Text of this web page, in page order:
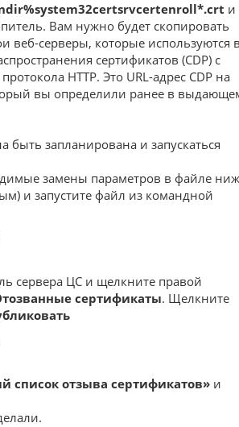
и
Вам нужно будет скопировать
веб-серверы, которые используются
сертификатов (CDP) с
HTTP. Это URL-адрес CDP на
вы определили ранее в
быть запланирована и запускаться
замены параметров в файле
и запустите файл из командной
сервера ЦС и щелкните правой
сертификаты. Щелкните
список отзыва сертификатов» и